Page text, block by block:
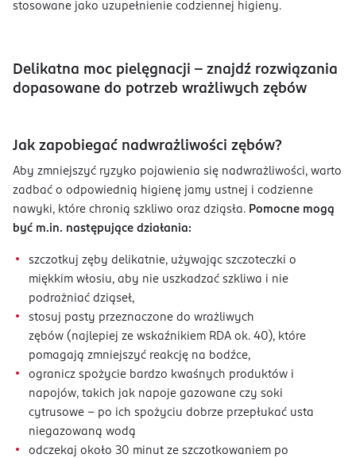
stosowane jako uzupełnienie codziennej higieny.
Delikatna moc pielęgnacji - znajdź rozwiązania
dopasowane do potrzeb wrażliwych zębów
Jak zapobiegać nadwrażliwości zębów?
Aby zmniejszyć ryzyko pojawienia się nadwrażliwości, warto
zadbać o odpowiednią higienę jamy ustnej i codzienne
nawyki, które chronią szkliwo oraz dziąsła. Pomocne mogą
być m.in. następujące działania:
szczotkuj zęby delikatnie, używając szczoteczki o
miękkim włosiu, aby nie uszkadzać szkliwa i nie
podrażniać dziąseł,
stosuj pasty przeznaczone do wrażliwych
zębów (najlepiej ze wskaźnikiem RDA ok. 40), które
pomagają zmniejszyć reakcję na bodźce,
ogranicz spożycie bardzo kwaśnych produktów i
napojów, takich jak napoje gazowane czy soki
cytrusowe – po ich spożyciu dobrze przepłukać usta
niegazowaną wodą
odczekaj około 30 minut ze szczotkowaniem po